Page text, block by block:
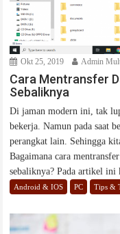
Okt 25, 2019 Admin
Cara Mentransfer
Sebaliknya
Di jaman modern ini, tak
bekerja. Namun pada saat
perangkat lain. Sehingga
Bagaimana cara
sebaliknya? Pada artikel ini
Android & IOS PC Tips &